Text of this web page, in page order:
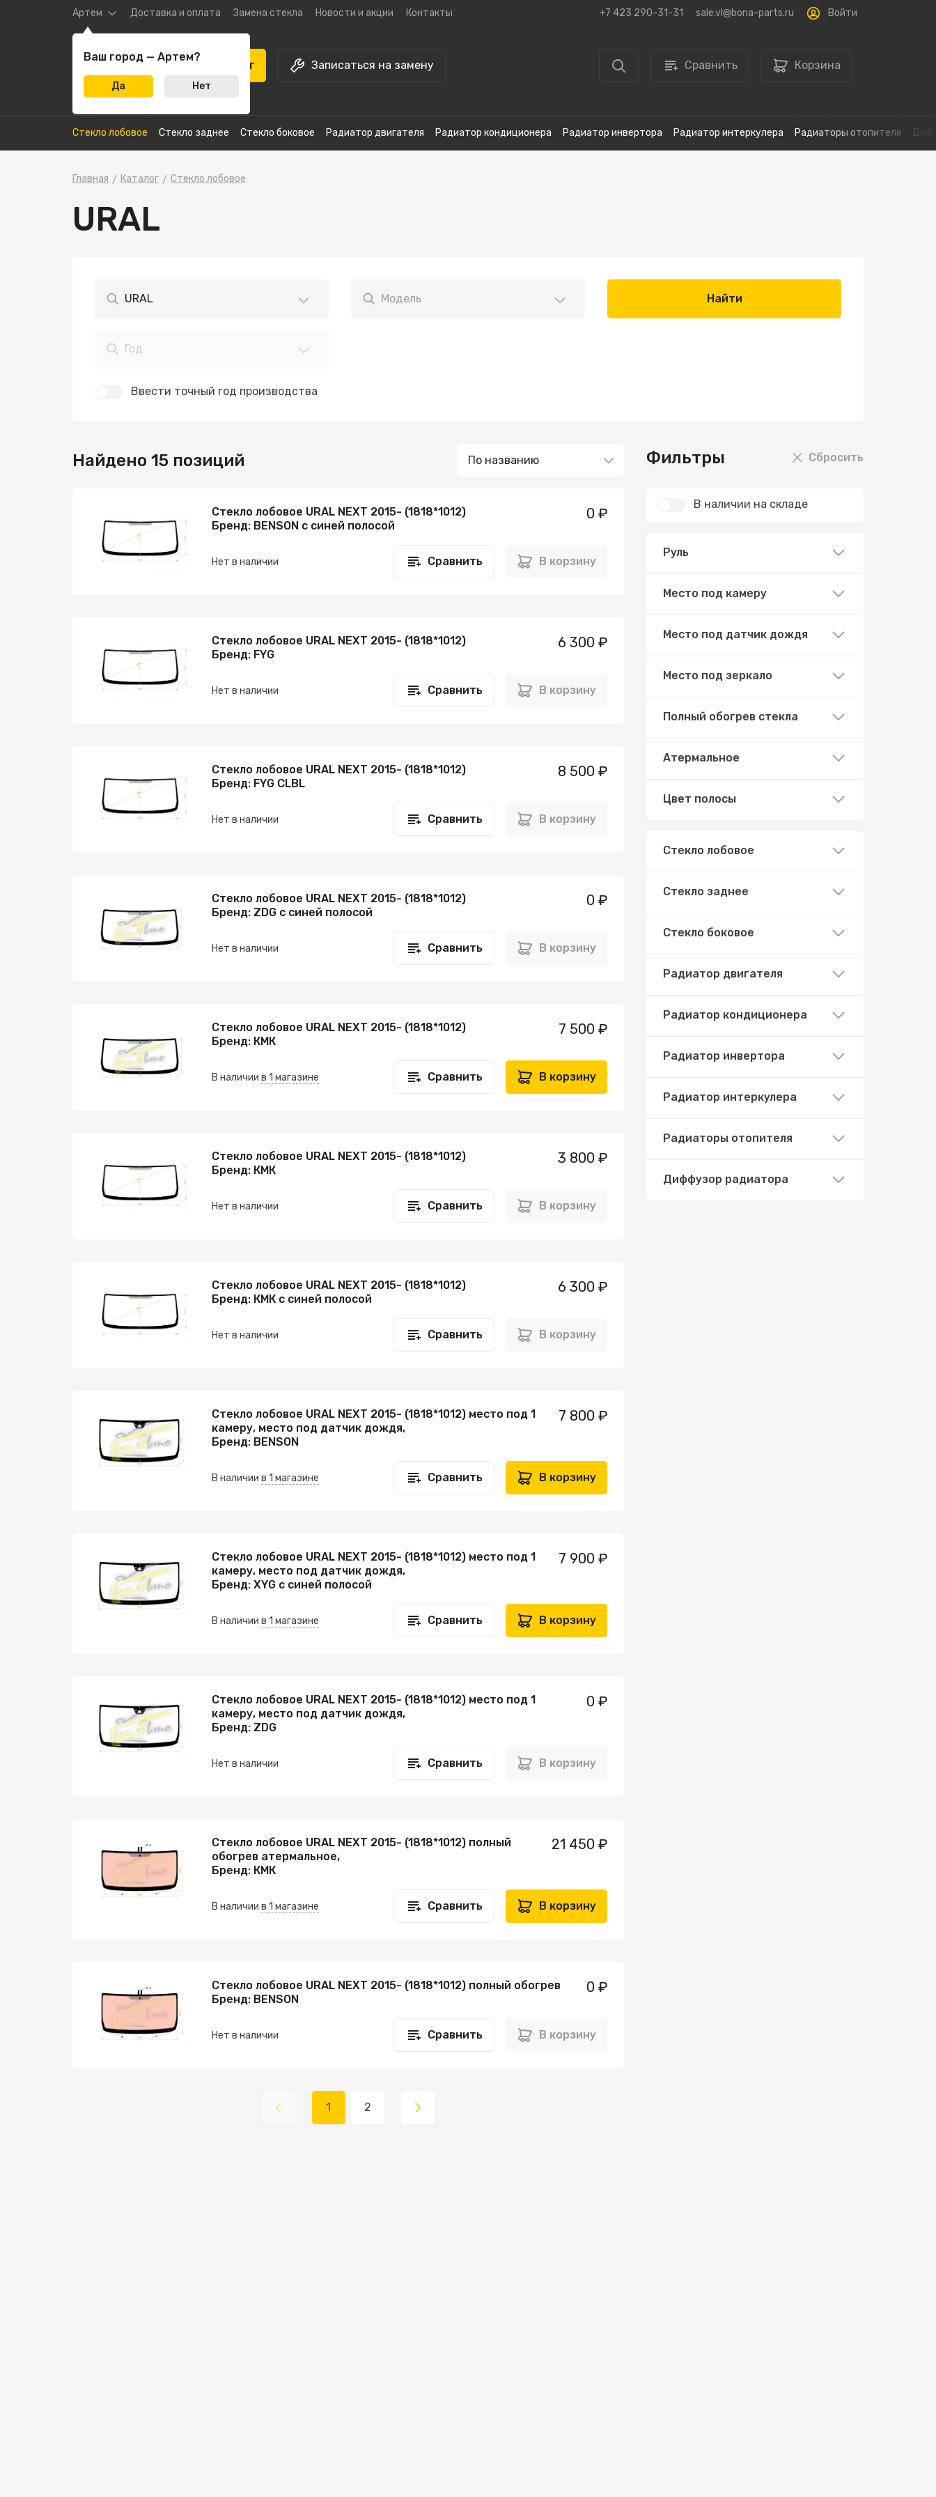
Артем Доставка и оплата Замена стекла Новости и акции Контакты +7 423 290-31-31 sale.vl@bona-parts.ru Войти
Каталог Записаться на замену Сравнить Корзина
Ваш город — Артем?
Да Нет
Стекло лобовое Стекло заднее Стекло боковое Радиатор двигателя Радиатор кондиционера Радиатор инвертора Радиатор интеркулера Радиаторы отопителя
Главная Каталог Стекло лобовое
URAL
URAL Модель
Год
Найти
Ввести точный год производства
Найдено 15 позиций
Стекло лобовое URAL NEXT 2015- (1818*1012)
Бренд: BENSON с синей полосой
0 ₽
Нет в наличии Сравнить В корзину
Стекло лобовое URAL NEXT 2015- (1818*1012)
Бренд: FYG
6 300 ₽
Нет в наличии Сравнить В корзину
Стекло лобовое URAL NEXT 2015- (1818*1012)
Бренд: FYG CLBL
8 500 ₽
Нет в наличии Сравнить В корзину
Стекло лобовое URAL NEXT 2015- (1818*1012)
Бренд: ZDG с синей полосой
0 ₽
Нет в наличии Сравнить В корзину
Стекло лобовое URAL NEXT 2015- (1818*1012)
Бренд: КМК
7 500 ₽
В наличии в 1 магазине Сравнить В корзину
Стекло лобовое URAL NEXT 2015- (1818*1012)
Бренд: КМК
3 800 ₽
Нет в наличии Сравнить В корзину
Стекло лобовое URAL NEXT 2015- (1818*1012)
Бренд: КМК с синей полосой
6 300 ₽
Нет в наличии Сравнить В корзину
Стекло лобовое URAL NEXT 2015- (1818*1012) место под 1
камеру, место под датчик дождя,
Бренд: BENSON
7 800 ₽
В наличии в 1 магазине Сравнить В корзину
Стекло лобовое URAL NEXT 2015- (1818*1012) место под 1
камеру, место под датчик дождя,
Бренд: XYG с синей полосой
7 900 ₽
В наличии в 1 магазине Сравнить В корзину
Стекло лобовое URAL NEXT 2015- (1818*1012) место под 1
камеру, место под датчик дождя,
Бренд: ZDG
0 ₽
Нет в наличии Сравнить В корзину
Стекло лобовое URAL NEXT 2015- (1818*1012) полный
обогрев атермальное,
Бренд: КМК
21 450 ₽
В наличии в 1 магазине Сравнить В корзину
Стекло лобовое URAL NEXT 2015- (1818*1012) полный обогрев
Бренд: BENSON
0 ₽
Нет в наличии Сравнить В корзину
Фильтры Сбросить
В наличии на складе
Руль
Место под камеру
Место под датчик дождя
Место под зеркало
Полный обогрев стекла
Атермальное
Цвет полосы
Стекло лобовое
Стекло заднее
Стекло боковое
Радиатор двигателя
Радиатор кондиционера
Радиатор инвертора
Радиатор интеркулера
Радиаторы отопителя
Диффузор радиатора
1 2